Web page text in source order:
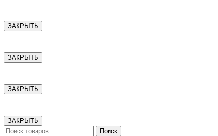
ЗАКРЫТЬ
ЗАКРЫТЬ
ЗАКРЫТЬ
ЗАКРЫТЬ
Поиск